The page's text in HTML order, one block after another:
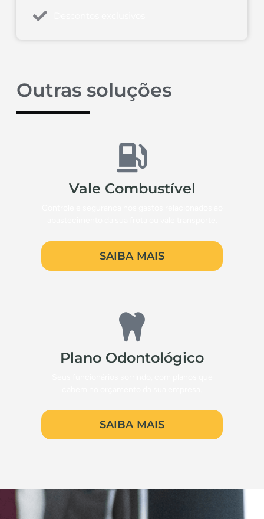
Outras soluções
Vale Combustível
SAIBA MAIS
Plano Odontológico
SAIBA MAIS